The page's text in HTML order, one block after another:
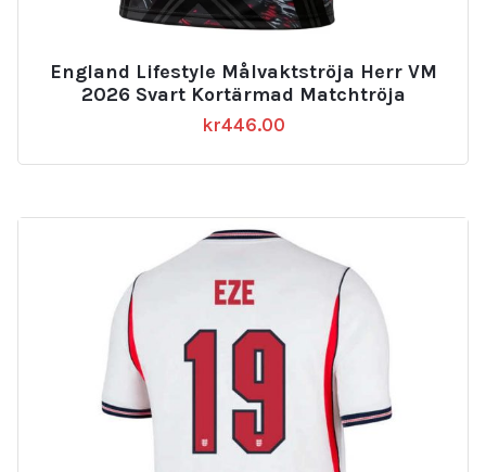
England Lifestyle Målvaktströja Herr VM
2026 Svart Kortärmad Matchtröja
kr446.00